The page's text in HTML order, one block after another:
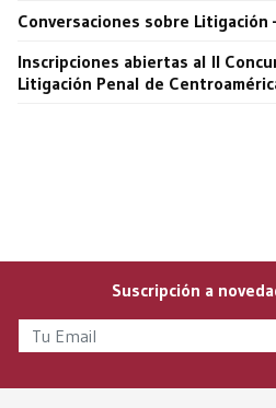
Conversaciones sobre Litigación
Inscripciones abiertas al II
Litigación Penal de
Suscripción a